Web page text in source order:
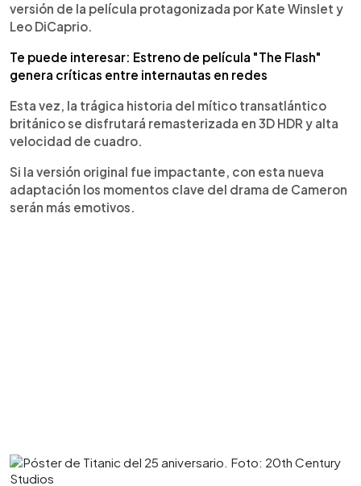
versión de la película protagonizada por Kate Winslet y
Leo DiCaprio.
Te puede interesar: Estreno de película "The Flash"
genera críticas entre internautas en redes
Esta vez, la trágica historia del mítico transatlántico
británico se disfrutará remasterizada en 3D HDR y alta
velocidad de cuadro.
Si la versión original fue impactante, con esta nueva
adaptación los momentos clave del drama de Cameron
serán más emotivos.